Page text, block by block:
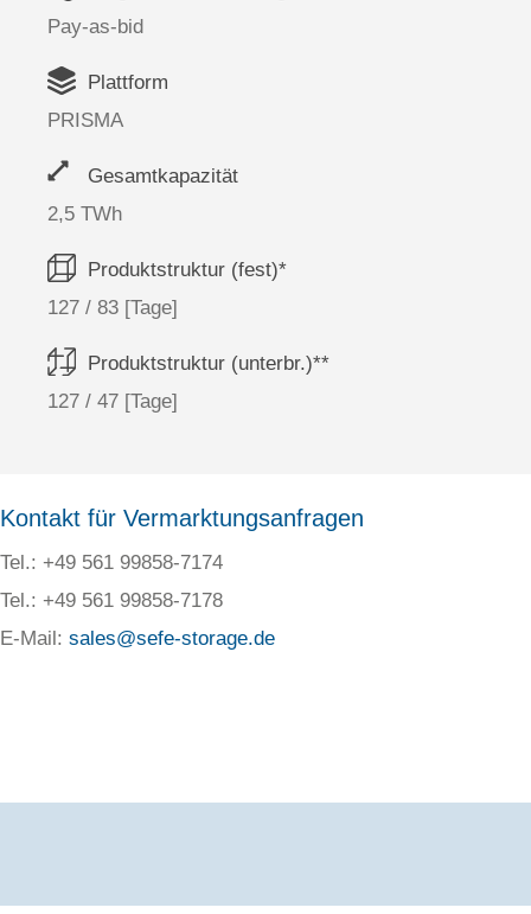
Pay-as-bid
Plattform
PRISMA
Gesamtkapazität
2,5 TWh
Produktstruktur (fest)*
127 / 83 [Tage]
Produktstruktur (unterbr.)**
127 / 47 [Tage]
Kontakt für Vermarktungsanfragen
Tel.: +49 561 99858-7174
Tel.: +49 561 99858-7178
E-Mail: sales@sefe-storage.de